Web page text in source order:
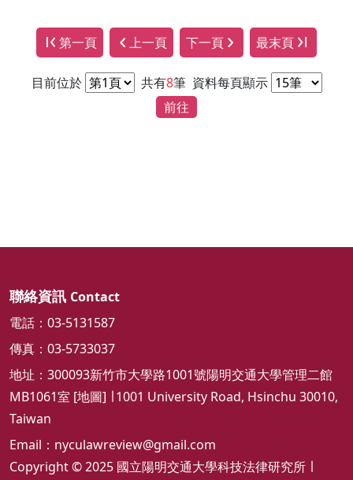
第一頁 上一頁 下一頁 最末頁
目前位於 共有8筆 資料每頁顯示
前往
聯絡資訊 Contact
電話：03-5131587
傳真：03-5733037
地址：300093新竹市大學路1001號陽明交通大學管理二館
MB1061室 [地圖] ∣ 1001 University Road, Hsinchu 30010,
Taiwan
Email： nyculawreview@gmail.com
Copyright © 2025 國立陽明交通大學科技法律研究所 ∣